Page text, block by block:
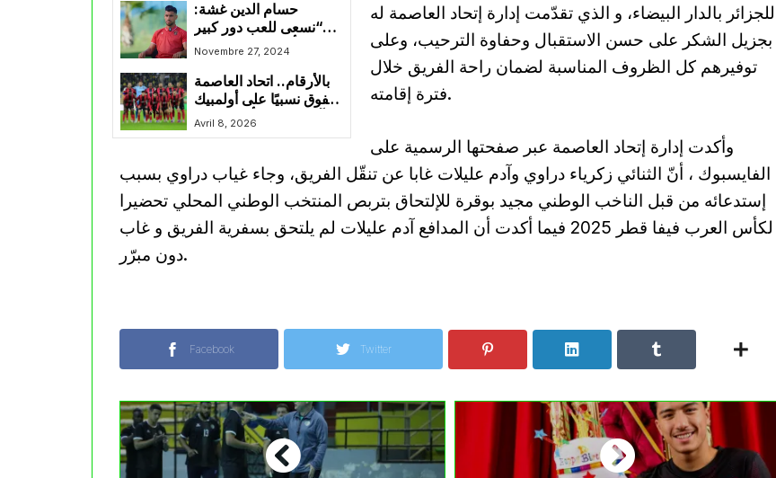
حسام الدين غشة:
“نسعى للعب دور كبير
في كأس الكاف وهدفنا
المجموعات”
Novembre 27, 2024
بالأرقام.. اتحاد العاصمة
يتفوق نسبيًا على أولمبيك
آسفي في كأس الكاف
هذا الموسم
Avril 8, 2026
للجزائر بالدار البيضاء، و الذي تقدّمت إدارة إتحاد العاصمة له
بجزيل الشكر على حسن الاستقبال وحفاوة الترحيب، وعلى
توفيرهم كل الظروف المناسبة لضمان راحة الفريق خلال
فترة إقامته.
وأكدت إدارة إتحاد العاصمة عبر صفحتها الرسمية على
الفايسبوك ، أنّ الثنائي زكرياء دراوي وآدم عليلات غابا عن تنقّل الفريق، وجاء غياب دراوي بسبب
إستدعائه من قبل الناخب الوطني مجيد بوقرة للإلتحاق بتربص المنتخب الوطني المحلي تحضيرا
لكأس العرب فيفا قطر 2025 فيما أكدت أن المدافع آدم عليلات لم يلتحق بسفرية الفريق و غاب
دون مبرّر.
Facebook Twitter